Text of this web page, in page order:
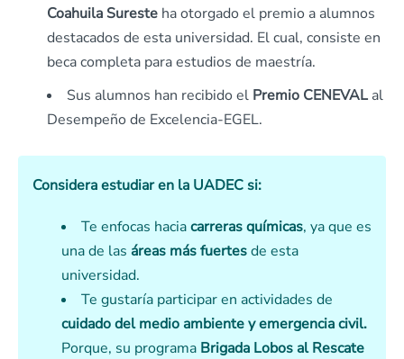
Coahuila Sureste ha otorgado el premio a alumnos
destacados de esta universidad. El cual, consiste en
beca completa para estudios de maestría.
Sus alumnos han recibido el Premio CENEVAL al
Desempeño de Excelencia-EGEL.
Considera estudiar en la UADEC si:
Te enfocas haciacarreras químicas, ya que es
una de las áreas más fuertesde esta
universidad.
Te gustaría participar en actividades de
cuidado del medio ambiente y emergencia civil.
Porque, su programa Brigada Lobos al Rescate